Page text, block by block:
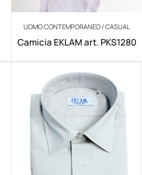
UOMO CONTEMPORANEO / CASUAL
Camicia EKLAM art. PKS1280